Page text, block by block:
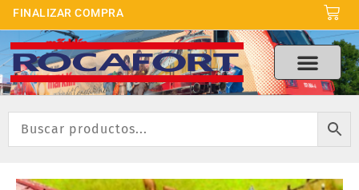
m
FINALIZAR COMPRA